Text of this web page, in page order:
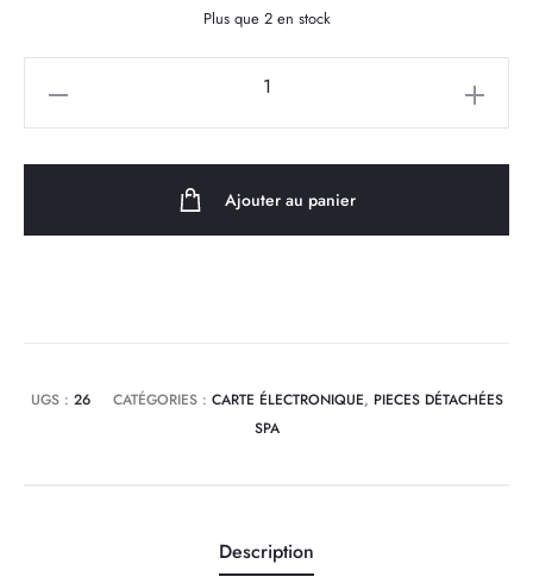
Plus que 2 en stock
Ajouter au panier
UGS : 26 CATÉGORIES : CARTE ÉLECTRONIQUE, PIECES DÉTACHÉES
SPA
Description